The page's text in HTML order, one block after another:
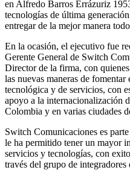
en Alfredo Barros Errázuriz
tecnologías de última
entregar de la mejor manera
En la ocasión, el ejecutivo fue
Gerente General de Switch
Director de la firma, con
las nuevas maneras de
tecnológica y de servicios, con
apoyo a la internacionalización
Colombia y en varias ciudades
Switch Comunicaciones es
le ha permitido tener un mayor
servicios y tecnologías, con
través del grupo de